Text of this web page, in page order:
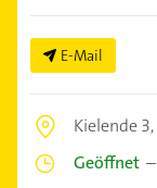
E-Mail
Kielende 3,
Geöffnet –